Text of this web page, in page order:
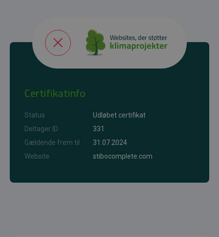
Certifikatinfo
Status
Udløbet certifikat
Deltager ID
331
Gældende frem til
31.07.2024
Website
stibocomplete.com